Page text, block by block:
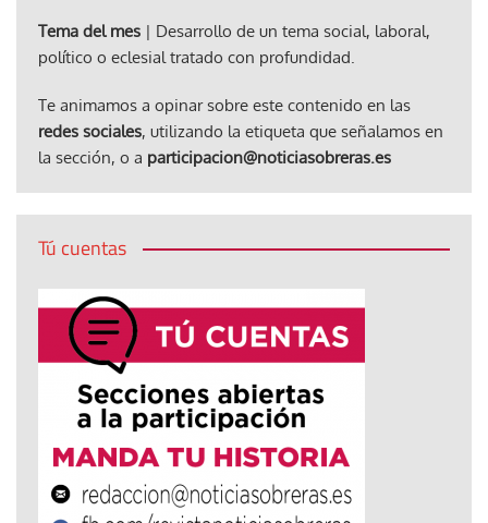
Tema del mes | Desarrollo de un tema social, laboral,
político o eclesial tratado con profundidad.
Te animamos a opinar sobre este contenido en las
redes sociales, utilizando la etiqueta que señalamos en
la sección, o a participacion@noticiasobreras.es
Tú cuentas